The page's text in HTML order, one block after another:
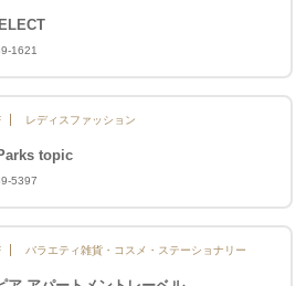
1621
レディスファッション
topic
5397
バラエティ雑貨・コスメ・ステーショナリー